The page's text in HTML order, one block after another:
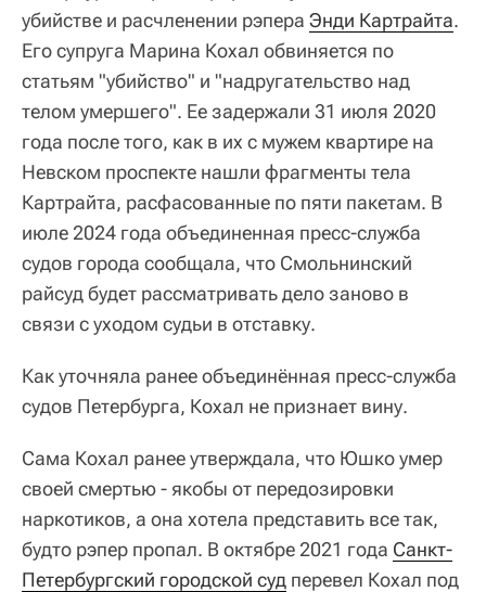
убийстве и расчленении рэпера Энди Картрайта.
Его супруга Марина Кохал обвиняется по
статьям "убийство" и "надругательство над
телом умершего". Ее задержали 31 июля 2020
года после того, как в их с мужем квартире на
Невском проспекте нашли фрагменты тела
Картрайта, расфасованные по пяти пакетам. В
июле 2024 года объединенная пресс-служба
судов города сообщала, что Смольнинский
райсуд будет рассматривать дело заново в
связи с уходом судьи в отставку.
Как уточняла ранее объединённая пресс-служба
судов Петербурга, Кохал не признает вину.
Сама Кохал ранее утверждала, что Юшко умер
своей смертью - якобы от передозировки
наркотиков, а она хотела представить все так,
будто рэпер пропал. В октябре 2021 года Санкт-
Петербургский городской суд перевел Кохал под